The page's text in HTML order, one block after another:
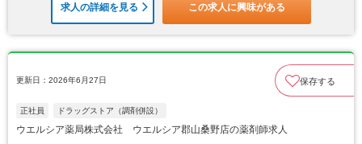
求人の詳細を見る この求人に興味がある
更新日：2026年6月27日 保存する
正社員 ドラッグストア（調剤併設）
ウエルシア薬局株式会社 ウエルシア郡山桑野店の薬剤師求人